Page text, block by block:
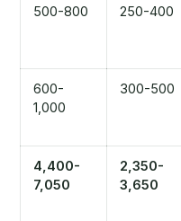
250-400
500-800
300-500
600-
1,000
2,350-
3,650
4,400-
7,050